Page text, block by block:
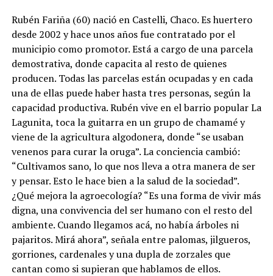
Rubén Fariña (60) nació en Castelli, Chaco. Es huertero
desde 2002 y hace unos años fue contratado por el
municipio como promotor. Está a cargo de una parcela
demostrativa, donde capacita al resto de quienes
producen. Todas las parcelas están ocupadas y en cada
una de ellas puede haber hasta tres personas, según la
capacidad productiva. Rubén vive en el barrio popular La
Lagunita, toca la guitarra en un grupo de chamamé y
viene de la agricultura algodonera, donde “se usaban
venenos para curar la oruga”. La conciencia cambió:
“Cultivamos sano, lo que nos lleva a otra manera de ser
y pensar. Esto le hace bien a la salud de la sociedad”.
¿Qué mejora la agroecología? “Es una forma de vivir más
digna, una convivencia del ser humano con el resto del
ambiente. Cuando llegamos acá, no había árboles ni
pajaritos. Mirá ahora”, señala entre palomas, jilgueros,
gorriones, cardenales y una dupla de zorzales que
cantan como si supieran que hablamos de ellos.